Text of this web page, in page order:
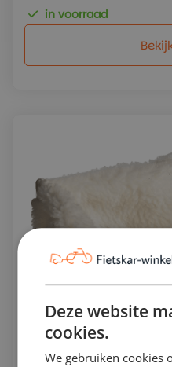
in voorraad
Deze website
cookies.
We gebruiken cookies